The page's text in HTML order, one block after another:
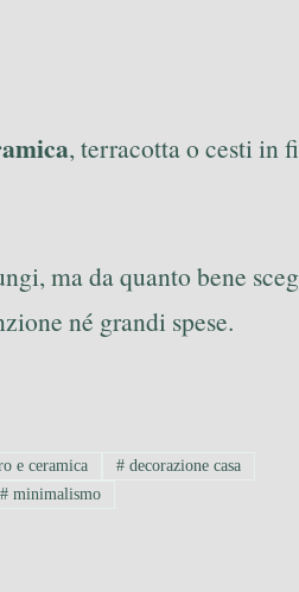
, terracotta o cesti in
ma da quanto bene
né grandi spese.
e ceramica # decorazione casa
# minimalismo